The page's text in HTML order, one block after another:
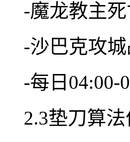
-魔龙教主
-沙巴克攻
-每日04:00-
2.3垫刀算